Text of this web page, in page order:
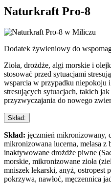
Naturkraft Pro-8
Dodatek żywieniowy do
Zioła, drożdże, algi morskie i
stosować przed sytuacjami
wsparcia w przypadku niepokoju
stresujących sytuacjach, takich
przyzwyczajania do nowego
Skład:
Skład: jęczmień mikronizowany,
mikronizowana lucerna, melasa
inaktywowane drożdże piwne
morskie, mikronizowane zioła
mniszek lekarski, anyż, ostropest
pokrzywa, nawłoć, męczennica